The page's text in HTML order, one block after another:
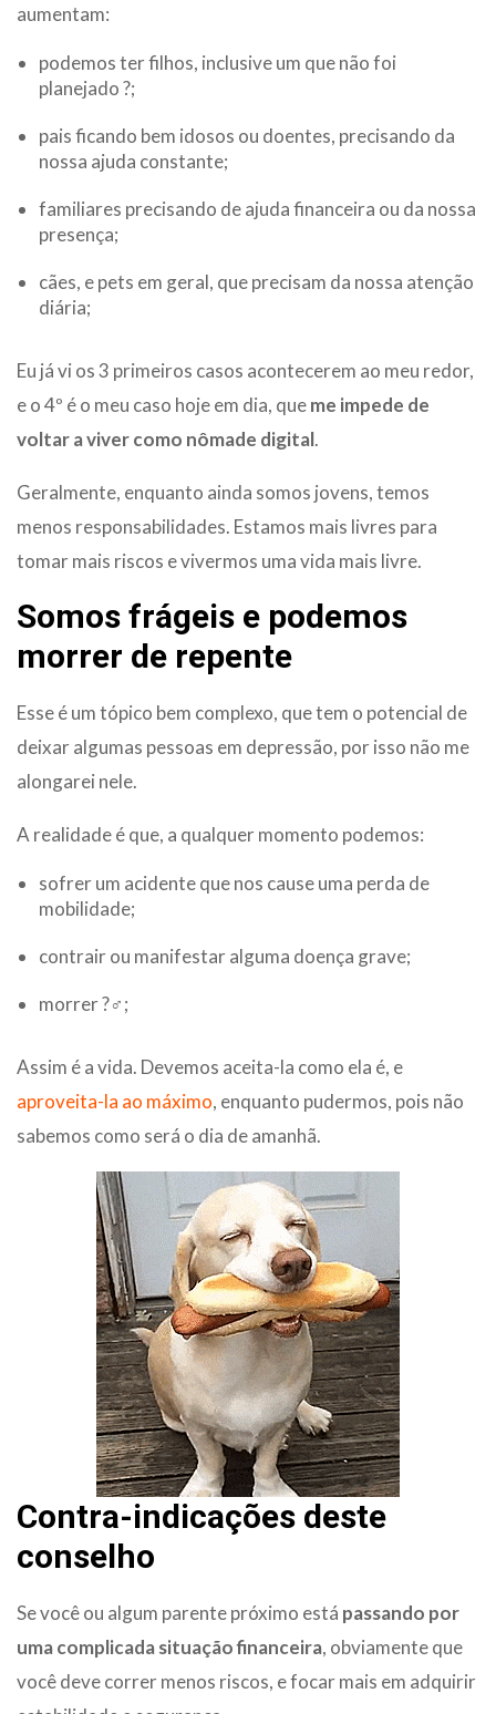
aumentam:
podemos ter filhos, inclusive um que não foi
planejado ?;
pais ficando bem idosos ou doentes, precisando da
nossa ajuda constante;
familiares precisando de ajuda financeira ou da nossa
presença;
cães, e pets em geral, que precisam da nossa atenção
diária;
Eu já vi os 3 primeiros casos acontecerem ao meu redor,
e o 4º é o meu caso hoje em dia, queme impede de
voltar a viver como nômade digital.
Geralmente, enquanto ainda somos jovens, temos
menos responsabilidades. Estamos mais livres para
tomar mais riscos e vivermos uma vida mais livre.
Somos frágeis e podemos
morrer de repente
Esse é um tópico bem complexo, que tem o potencial de
deixar algumas pessoas em depressão, por isso não me
alongarei nele.
A realidade é que, a qualquer momento podemos:
sofrer um acidente que nos cause uma perda de
mobilidade;
contrair ou manifestar alguma doença grave;
morrer ?‍♂️;
Assim é a vida. Devemos aceita-la como ela é, e
aproveita-la ao máximo, enquanto pudermos, pois não
sabemos como será o dia de amanhã.
Contra-indicações deste
conselho
Se você ou algum parente próximo está passando por
uma complicada situação financeira, obviamente que
você deve correr menos riscos, e focar mais em adquirir